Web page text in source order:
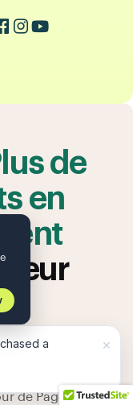
a
×
de
en
leur
boîte mail des
optimisés
de PageForge.